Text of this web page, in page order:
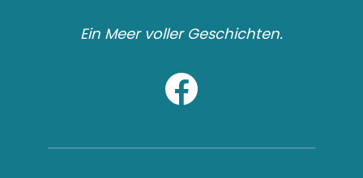
Ein Meer voller Geschichten.